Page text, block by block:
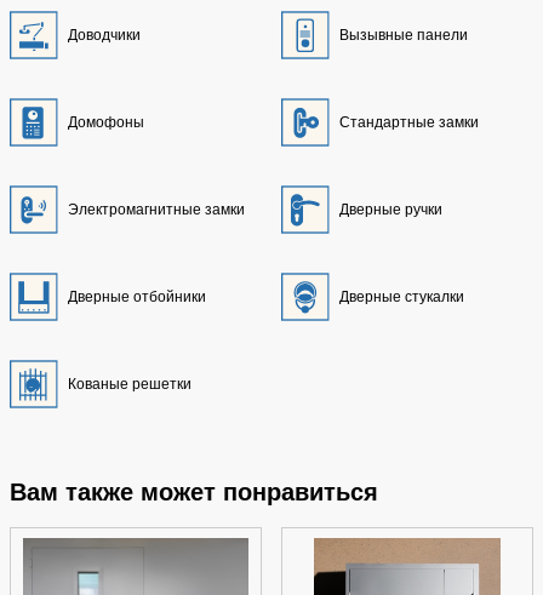
Доводчики Вызывные панели
Домофоны Стандартные замки
Электромагнитные замки Дверные ручки
Дверные отбойники Дверные стукалки
Кованые решетки
Вам также может понравиться